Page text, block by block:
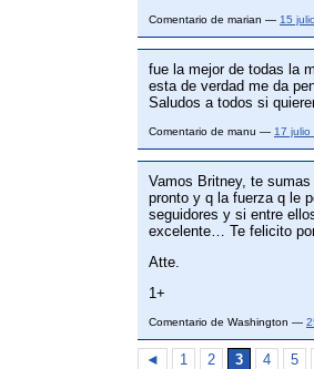
Comentario de marian — 15
fue la mejor de todas la
esta de verdad me da
Saludos a todos si
Comentario de manu — 17
Vamos Britney, te
pronto y q la fuerza q le
seguidores y si entre
excelente… Te felicito
Atte.
1+
Comentario de Washington —
◄ 1 2 3 4 5